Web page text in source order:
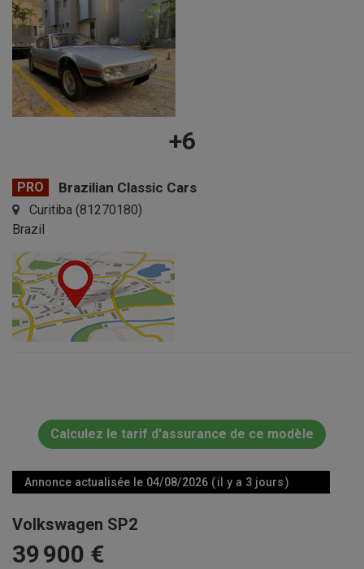
+6
PRO Brazilian Classic Cars
Curitiba (81270180)
Brazil
Calculez le tarif d'assurance de ce modèle
Annonce actualisée le 04/08/2026 ( il y a 3 jours )
Volkswagen SP2
39 900 €